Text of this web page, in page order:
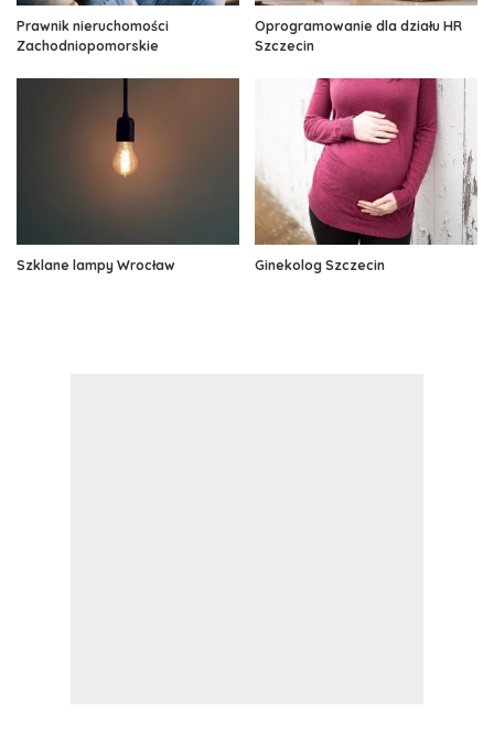
Prawnik nieruchomości
Zachodniopomorskie
Oprogramowanie dla działu HR
Szczecin
Szklane lampy Wrocław Ginekolog Szczecin